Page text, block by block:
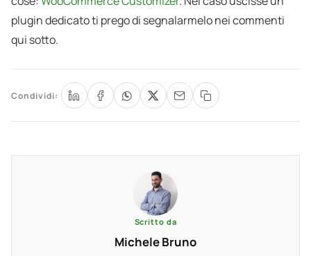
plugin dedicato ti prego di segnalarmelo nei commenti
qui sotto.
Condividi:
Scritto da
Michele Bruno